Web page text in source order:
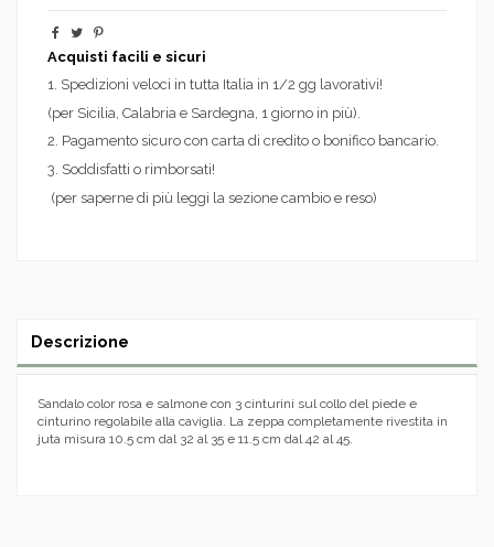
Acquisti facili e sicuri
1. Spedizioni veloci in tutta Italia in 1/2 gg lavorativi!
(per Sicilia, Calabria e Sardegna, 1 giorno in più).
2. Pagamento sicuro con carta di credito o bonifico bancario.
3. Soddisfatti o rimborsati!
(per saperne di più leggi la sezione cambio e reso)
Descrizione
Sandalo color rosa e salmone con 3 cinturini sul collo del piede e
cinturino regolabile alla caviglia. La zeppa completamente rivestita in
juta misura 10.5 cm dal 32 al 35 e 11.5 cm dal 42 al 45.